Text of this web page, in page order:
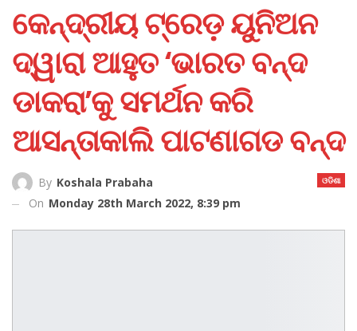
କେନ୍ଦ୍ରୀୟ ଟ୍ରେଡ଼ ୟୁନିଅନ
ଦ୍ୱାରା ଆହୁତ ‘ଭାରତ ବନ୍ଦ
ଡାକରା’କୁ ସମର୍ଥନ କରି
ଆସନ୍ତାକାଲି ପାଟଣାଗଡ ବନ୍ଦ
ଓଡିଶା
By Koshala Prabaha
On Monday 28th March 2022, 8:39 pm